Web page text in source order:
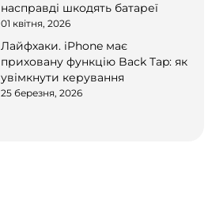
насправді шкодять батареї
01 квітня, 2026
Лайфхаки. iPhone має
приховану функцію Back Tap: як
увімкнути керування
25 березня, 2026